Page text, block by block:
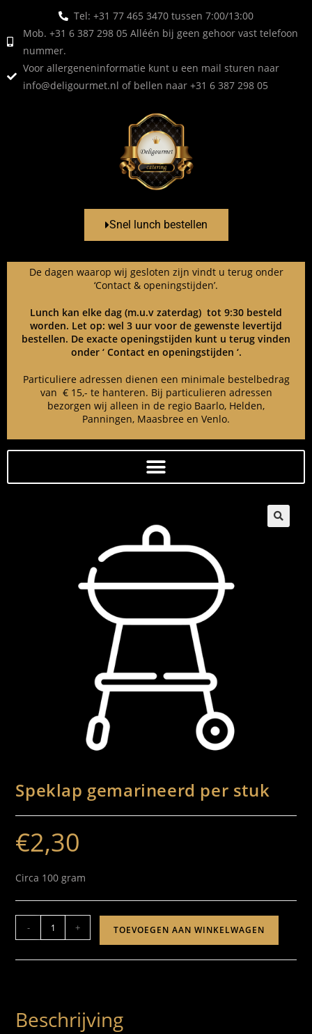
Tel: +31 77 465 3470 tussen 7:00/13:00
Mob. +31 6 387 298 05 Alléén bij geen gehoor vast telefoon
nummer.
Voor allergeneninformatie kunt u een mail sturen naar
info@deligourmet.nl of bellen naar +31 6 387 298 05
Snel lunch bestellen
De dagen waarop wij gesloten zijn vindt u terug onder
‘Contact & openingstijden’.
Lunch kan elke dag (m.u.v zaterdag) tot 9:30 besteld
worden. Let op: wel 3 uur voor de gewenste levertijd
bestellen. De exacte openingstijden kunt u terug vinden
onder ‘ Contact en openingstijden ‘.
Particuliere adressen dienen een minimale bestelbedrag
van € 15,- te hanteren. Bij particulieren adressen
bezorgen wij alleen in de regio Baarlo, Helden,
Panningen, Maasbree en Venlo.
Speklap gemarineerd per stuk
€2,30
Circa 100 gram
- + TOEVOEGEN AAN WINKELWAGEN
Beschrijving